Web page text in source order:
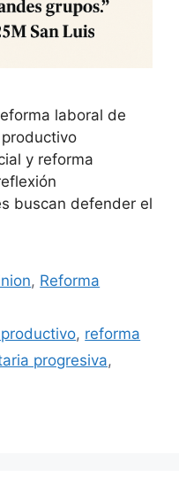
laboral de
y reforma
buscan defender el
, Reforma
, reforma
progresiva,